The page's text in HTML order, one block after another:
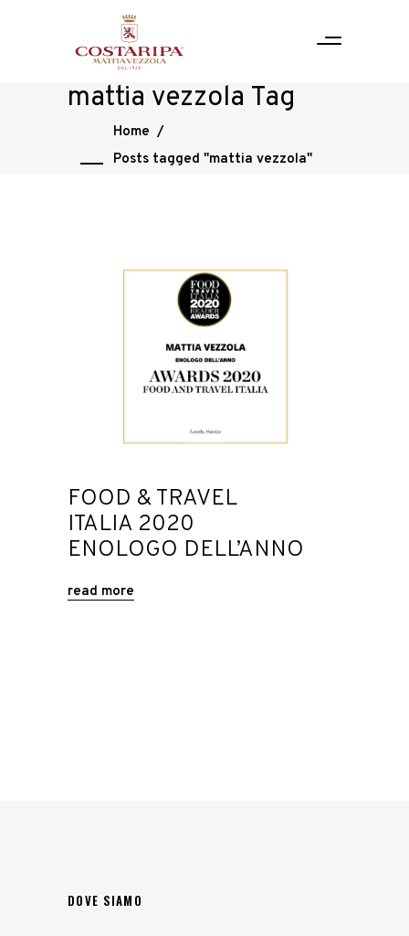
mattia vezzola Tag
Home /
Posts tagged "mattia vezzola"
FOOD & TRAVEL
ITALIA 2020
ENOLOGO DELL’ANNO
read more
DOVE SIAMO